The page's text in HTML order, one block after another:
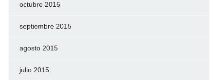
octubre 2015
septiembre 2015
agosto 2015
julio 2015